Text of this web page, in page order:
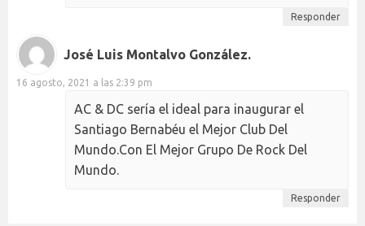
Responder
José Luis Montalvo González.
16 agosto, 2021 a las 2:39 pm
AC & DC sería el ideal para inaugurar el
Santiago Bernabéu el Mejor Club Del
Mundo.Con El Mejor Grupo De Rock Del
Mundo.
Responder